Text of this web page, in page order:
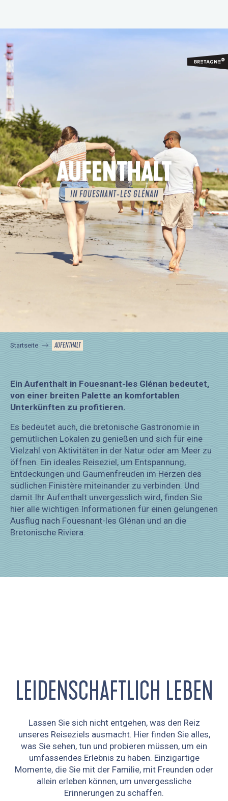
contenu
principal
AUFENTHALT
IN FOUESNANT-LES GLÉNAN
Startseite AUFENTHALT
Ein Aufenthalt in Fouesnant-les Glénan bedeutet,
von einer breiten Palette an komfortablen
Unterkünften zu profitieren.
Es bedeutet auch, die bretonische Gastronomie in
gemütlichen Lokalen zu genießen und sich für eine
Vielzahl von Aktivitäten in der Natur oder am Meer zu
öffnen. Ein ideales Reiseziel, um Entspannung,
Entdeckungen und Gaumenfreuden im Herzen des
südlichen Finistère miteinander zu verbinden. Und
damit Ihr Aufenthalt unvergesslich wird, finden Sie
hier alle wichtigen Informationen für einen gelungenen
Ausflug nach Fouesnant-les Glénan und an die
Bretonische Riviera.
LEIDENSCHAFTLICH LEBEN
Lassen Sie sich nicht entgehen, was den Reiz
unseres Reiseziels ausmacht. Hier finden Sie alles,
was Sie sehen, tun und probieren müssen, um ein
umfassendes Erlebnis zu haben. Einzigartige
Momente, die Sie mit der Familie, mit Freunden oder
allein erleben können, um unvergessliche
Erinnerungen zu schaffen.